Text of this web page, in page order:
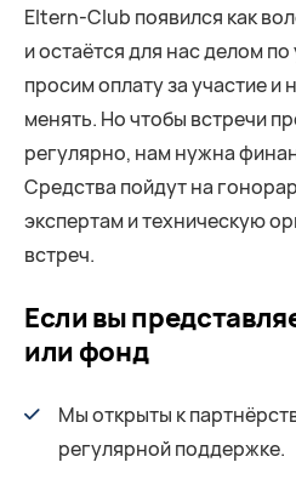
Eltern-Club появился как
и остаётся для нас делом
просим оплату за участие и
менять. Но чтобы встречи
регулярно, нам нужна
Средства пойдут на
экспертам и техническую
встреч.
Если вы
или фонд
Мы открыты к
регулярной поддержке.